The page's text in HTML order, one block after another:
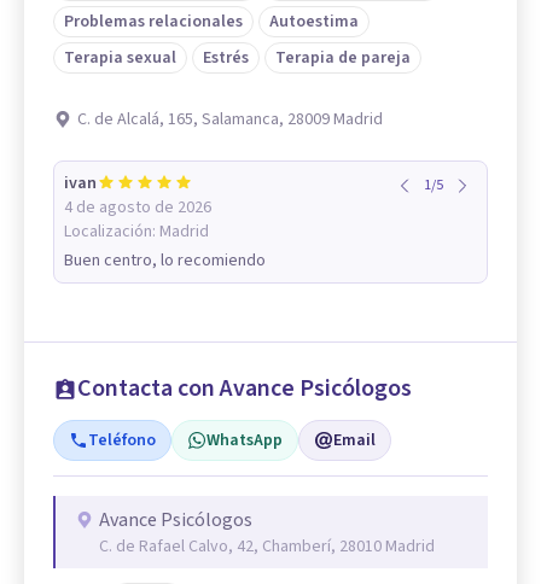
Problemas relacionales
Autoestima
Terapia sexual
Estrés Terapia de pareja
C. de Alcalá, 165, Salamanca, 28009 Madrid
ivan
4 de agosto de 2026
Localización: Madrid
1/5
Buen centro, lo recomiendo
Contacta con Avance Psicólogos
Teléfono WhatsApp Email
Avance Psicólogos
C. de Rafael Calvo, 42, Chamberí, 28010 Madrid